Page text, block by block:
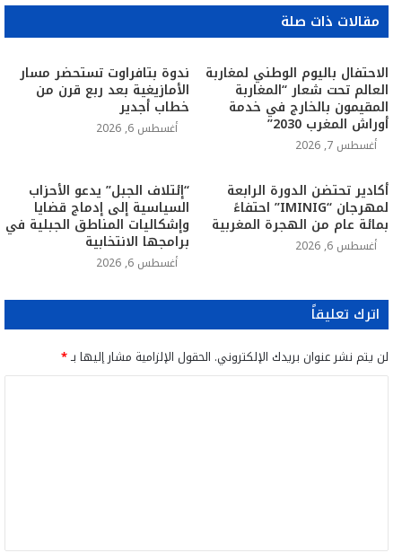
مقالات ذات صلة
الاحتفال باليوم الوطني لمغاربة
العالم تحت شعار “المغاربة
المقيمون بالخارج في خدمة
أوراش المغرب 2030”
أغسطس 7, 2026
ندوة بتافراوت تستحضر مسار
الأمازيغية بعد ربع قرن من
خطاب أجدير
أغسطس 6, 2026
أكادير تحتضن الدورة الرابعة
لمهرجان “IMINIG” احتفاءً
بمائة عام من الهجرة المغربية
أغسطس 6, 2026
“إئتلاف الجبل” يدعو الأحزاب
السياسية إلى إدماج قضايا
وإشكاليات المناطق الجبلية في
برامجها الانتخابية
أغسطس 6, 2026
اترك تعليقاً
لن يتم نشر عنوان بريدك الإلكتروني. الحقول الإلزامية مشار إليها بـ*